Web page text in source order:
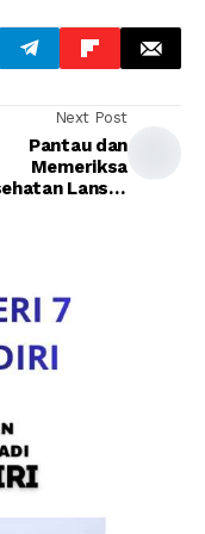
Next Post
Pantau dan
Memeriksa
Lansia,